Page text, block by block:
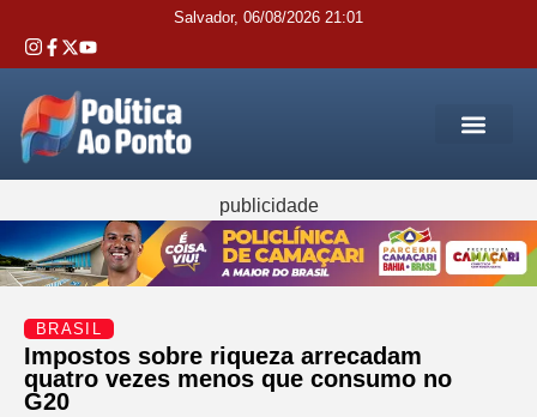
Salvador, 06/08/2026 21:01
publicidade
BRASIL
Impostos sobre riqueza arrecadam
quatro vezes menos que consumo no
G20